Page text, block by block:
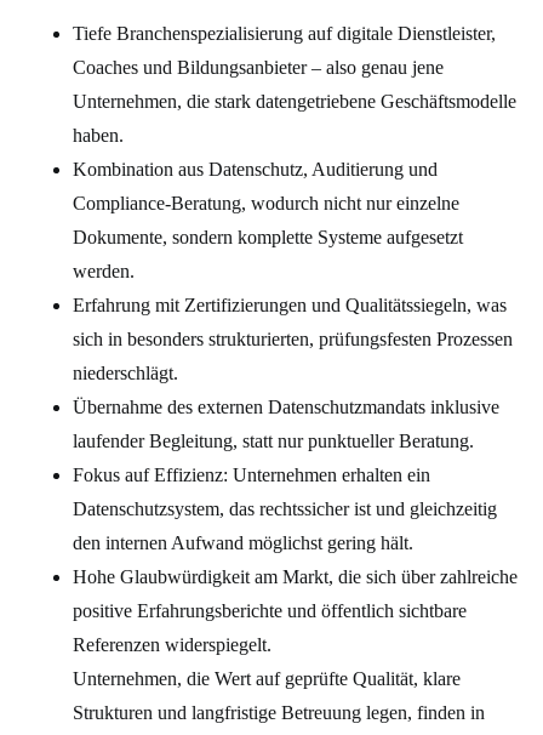
Tiefe Branchenspezialisierung auf digitale Dienstleister,
Coaches und Bildungsanbieter – also genau jene
Unternehmen, die stark datengetriebene Geschäftsmodelle
haben.
Kombination aus Datenschutz, Auditierung und
Compliance-Beratung, wodurch nicht nur einzelne
Dokumente, sondern komplette Systeme aufgesetzt
werden.
Erfahrung mit Zertifizierungen und Qualitätssiegeln, was
sich in besonders strukturierten, prüfungsfesten Prozessen
niederschlägt.
Übernahme des externen Datenschutzmandats inklusive
laufender Begleitung, statt nur punktueller Beratung.
Fokus auf Effizienz: Unternehmen erhalten ein
Datenschutzsystem, das rechtssicher ist und gleichzeitig
den internen Aufwand möglichst gering hält.
Hohe Glaubwürdigkeit am Markt, die sich über zahlreiche
positive Erfahrungsberichte und öffentlich sichtbare
Referenzen widerspiegelt.
Unternehmen, die Wert auf geprüfte Qualität, klare
Strukturen und langfristige Betreuung legen, finden in